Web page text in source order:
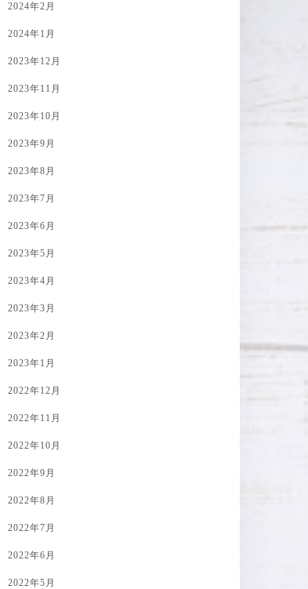
2024年2月
2024年1月
2023年12月
2023年11月
2023年10月
2023年9月
2023年8月
2023年7月
2023年6月
2023年5月
2023年4月
2023年3月
2023年2月
2023年1月
2022年12月
2022年11月
2022年10月
2022年9月
2022年8月
2022年7月
2022年6月
2022年5月